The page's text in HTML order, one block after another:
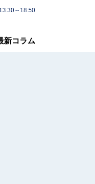
～18:50
新コラム